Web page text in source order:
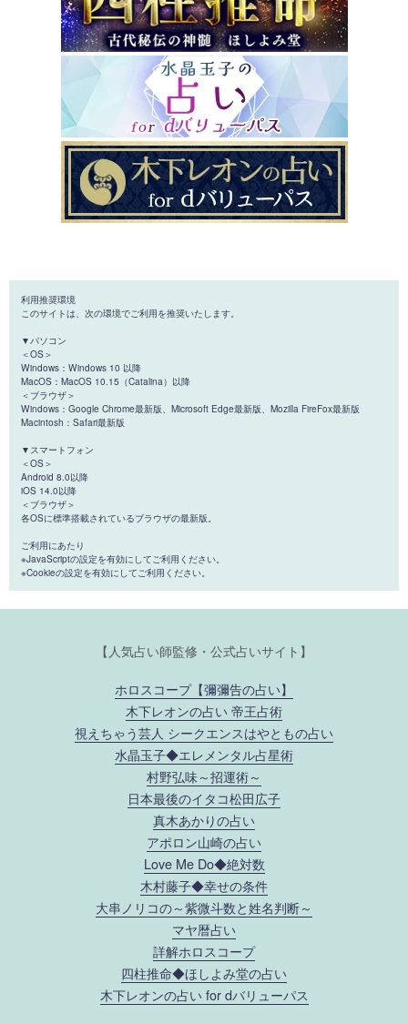
利用推奨環境
このサイトは、次の環境でご利用を推奨いたします。
▼パソコン
＜OS＞
Windows：Windows 10 以降
MacOS：MacOS 10.15（Catalina）以降
＜ブラウザ＞
Windows：Google Chrome最新版、Microsoft Edge最新版、Mozilla FireFox最新版
Macintosh：Safari最新版
▼スマートフォン
＜OS＞
Android 8.0以降
iOS 14.0以降
＜ブラウザ＞
各OSに標準搭載されているブラウザの最新版。
ご利用にあたり
※JavaScriptの設定を有効にしてご利用ください。
※Cookieの設定を有効にしてご利用ください。
【人気占い師監修・公式占いサイト】
ホロスコープ【彌彌告の占い】
木下レオンの占い 帝王占術
視えちゃう芸人 シークエンスはやともの占い
水晶玉子◆エレメンタル占星術
村野弘味～招運術～
日本最後のイタコ松田広子
真木あかりの占い
アポロン山崎の占い
Love Me Do◆絶対数
木村藤子◆幸せの条件
大串ノリコの～紫微斗数と姓名判断～
マヤ暦占い
詳解ホロスコープ
四柱推命◆ほしよみ堂の占い
木下レオンの占い for dバリューパス